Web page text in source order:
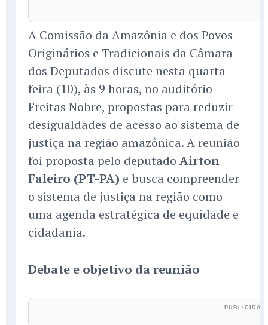
A Comissão da Amazônia e dos Povos
Originários e Tradicionais da Câmara
dos Deputados discute nesta quarta-
feira (10), às 9 horas, no auditório
Freitas Nobre, propostas para reduzir
desigualdades de acesso ao sistema de
justiça na região amazônica. A reunião
foi proposta pelo deputado Airton
Faleiro (PT-PA) e busca compreender
o sistema de justiça na região como
uma agenda estratégica de equidade e
cidadania.
Debate e objetivo da reunião